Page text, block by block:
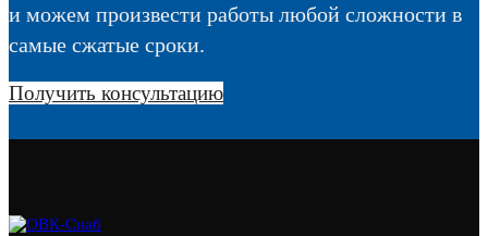
и можем произвести работы любой сложности в
самые сжатые сроки.
Получить консультацию